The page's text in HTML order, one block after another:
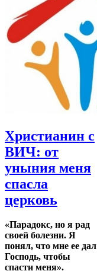
Христианин с
ВИЧ: от
уныния меня
спасла
церковь
«Парадокс, но я рад
своей болезни. Я
понял, что мне ее дал
Господь, чтобы
спасти меня».